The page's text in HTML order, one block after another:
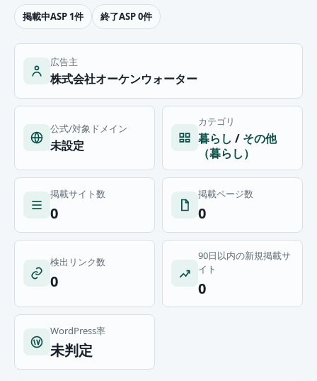
掲載中ASP 1件 終了ASP 0件
広告主
株式会社オーケンウォーター
公式/対象ドメイン
未設定
カテゴリ
暮らし / その他
（暮らし）
掲載サイト数
0
掲載ページ数
0
検出リンク数
0
90日以内の新規掲載サ
イト
0
WordPress率
未判定